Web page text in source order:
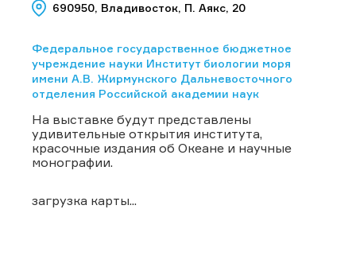
690950, Владивосток, П. Аякс, 20
Федеральное государственное бюджетное
учреждение науки Институт биологии моря
имени А.В. Жирмунского Дальневосточного
отделения Российской академии наук
На выставке будут представлены
удивительные открытия института,
красочные издания об Океане и научные
монографии.
загрузка карты...